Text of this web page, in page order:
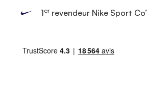
1errevendeur Nike Sport Co’